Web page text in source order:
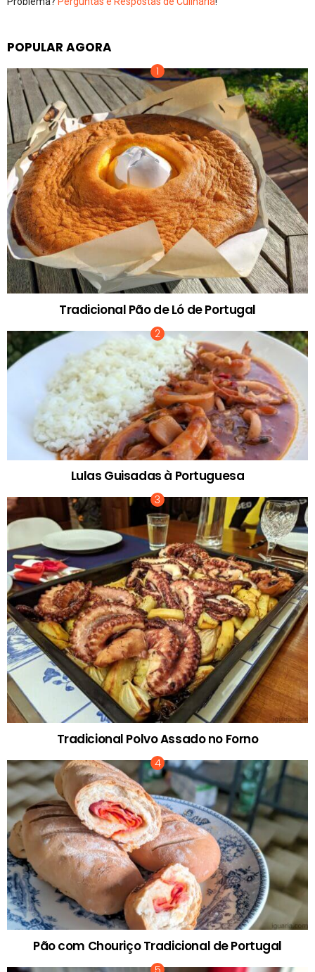
POPULAR AGORA
Tradicional Pão de Ló de Portugal
Lulas Guisadas à Portuguesa
Tradicional Polvo Assado no Forno
Pão com Chouriço Tradicional de Portugal